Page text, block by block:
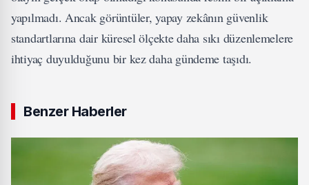
yapılmadı. Ancak görüntüler, yapay zekânın güvenlik
standartlarına dair küresel ölçekte daha sıkı düzenlemelere
ihtiyaç duyulduğunu bir kez daha gündeme taşıdı.
Benzer Haberler